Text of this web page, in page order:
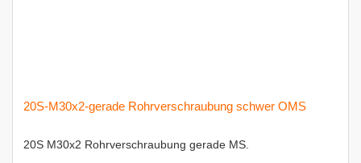
20S-M30x2-gerade Rohrverschraubung schwer OMS
20S M30x2 Rohrverschraubung gerade MS.